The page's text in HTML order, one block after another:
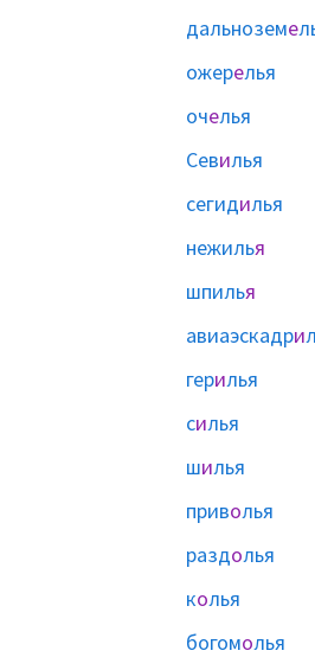
дальноземе
ожерелья
очелья
Севилья
сегидилья
нежилья
шпилья
авиаэскадри
герилья
силья
шилья
приволья
раздолья
колья
богомолья